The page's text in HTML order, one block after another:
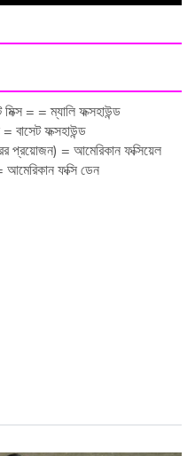
= = ম্যালি ফক্সহাউন্ড
= বাসেট ফক্সহাউন্ড
প্রয়োজন) = আমেরিকান ফক্সিয়েল
আমেরিকান ফক্সি ডেন